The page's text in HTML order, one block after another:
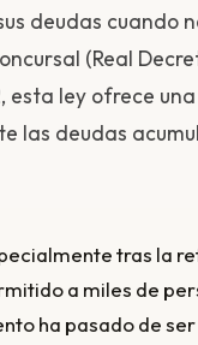
deudas cuando
(Real
ley ofrece
las deudas
a miles de
ha pasado de